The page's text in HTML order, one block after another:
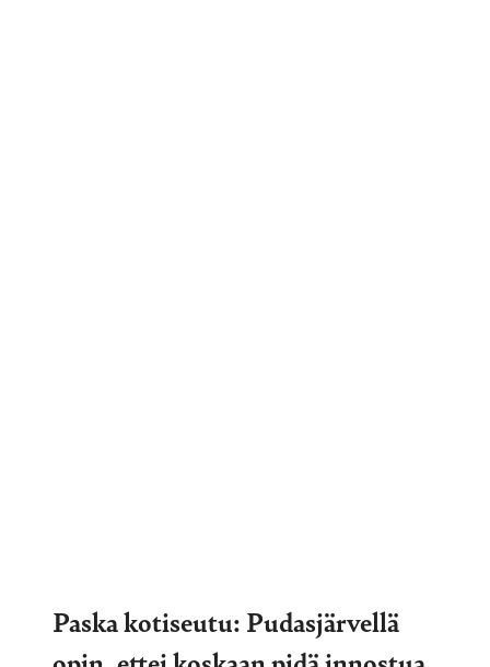
Paska kotiseutu: Pudasjärvellä